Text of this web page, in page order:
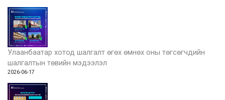
Улаанбаатар хотод шалгалт өгөх өмнөх оны төгсөгчдийн
шалгалтын төвийн мэдээлэл
2026-06-17